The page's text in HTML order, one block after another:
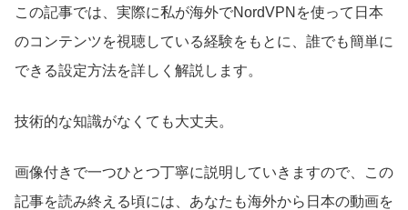
この記事では、実際に私が海外でNordVPNを使って日本
のコンテンツを視聴している経験をもとに、誰でも簡単に
できる設定方法を詳しく解説します。
技術的な知識がなくても大丈夫。
画像付きで一つひとつ丁寧に説明していきますので、この
記事を読み終える頃には、あなたも海外から日本の動画を